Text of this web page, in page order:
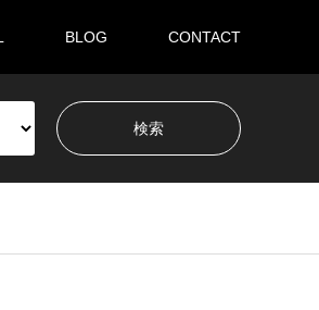
BLOG CONTACT